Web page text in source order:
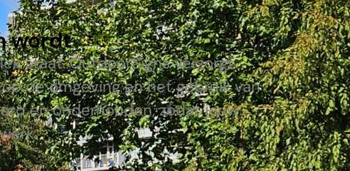
wordt
staat. OutdoorSigns verzorgt
de omgeving en het gebruik van
en onderhouden, zodat jouw